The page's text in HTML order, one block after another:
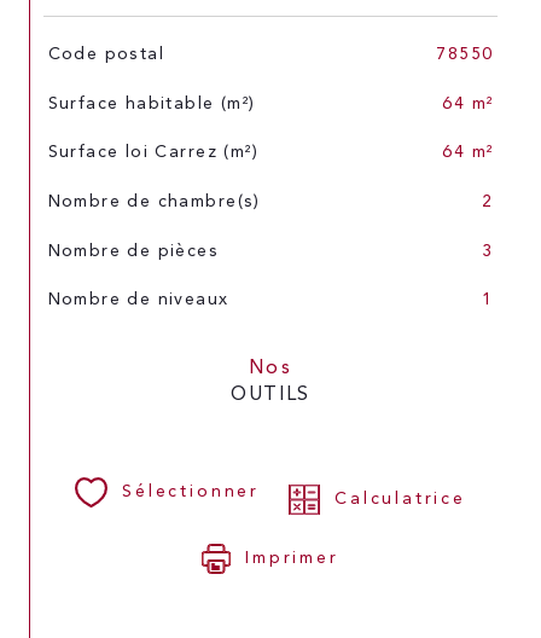
TRAD_SIROCCO_Caracteristique
Code postal 78550
Surface habitable (m²) 64 m²
Surface loi Carrez (m²) 64 m²
Nombre de chambre(s) 2
Nombre de pièces 3
Nombre de niveaux 1
Nos
OUTILS
Sélectionner Calculatrice
Imprimer